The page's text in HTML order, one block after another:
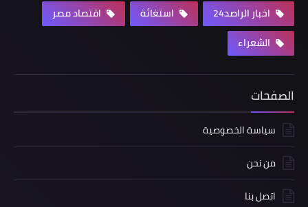
اخبار الراصد24
استغاثة
اقتصاد مصر
الشعراء
الصفحات
سياسة الخصوصية
من نحن
اتصل بنا